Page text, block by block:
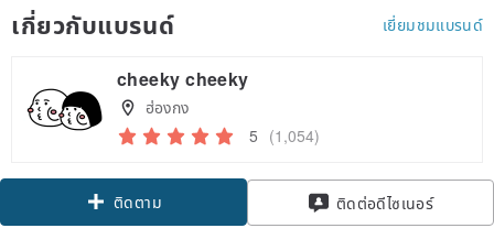
เกี่ยวกับแบรนด์ เยี่ยมชมแบรนด์
cheeky cheeky
ฮ่องกง
5 (1,054)
ติดตาม ติดต่อดีไซเนอร์